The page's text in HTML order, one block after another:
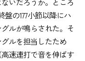
の177小節以降にハ
ルが鳴らされた。そ
ルを担当したため
速連打で音を伸ばす